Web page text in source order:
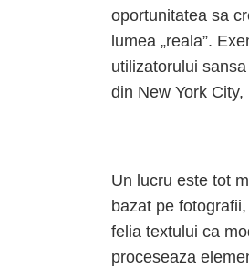
oportunitatea sa
lumea „reala”.
utilizatorului
din New York
Un lucru este tot
bazat pe
felia textului ca
proceseaza